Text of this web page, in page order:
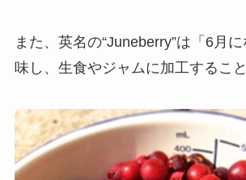
また、英名の“Juneberry”は「6月
味し、生食やジャムに加工するこ